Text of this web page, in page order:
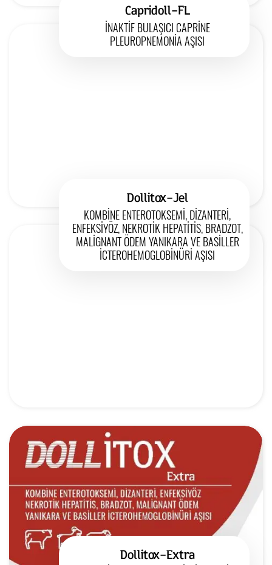
Capridoll-FL
İNAKTİF BULAŞICI CAPRİNE
PLEUROPNEMONİA AŞISI
Dollitox-Jel
KOMBİNE ENTEROTOKSEMİ, DİZANTERİ,
ENFEKSİYÖZ, NEKROTİK HEPATİTİS, BRADZOT,
MALİGNANT ÖDEM YANIKARA VE BASİLLER
İCTEROHEMOGLOBİNÜRİ AŞISI
Dollitox-Extra